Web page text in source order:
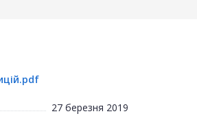
27 березня 2019